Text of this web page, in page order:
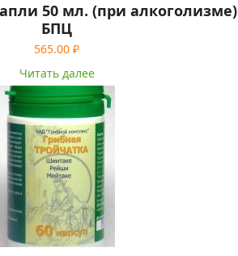
50 мл. (при алкоголизме)
БПЦ
565.00 ₽
Читать далее